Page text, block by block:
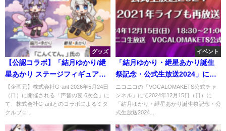
グッズ
【公認コラボ】「結月ゆかり/紲
星あかり ステージフィギュア」
販売決定
【企画元】株式会社G-ant 2026年5月24日
（日）に開催される「声音の宴 6次会」に
て、株式会社G-antとのコラボによるミタ
クルブロ...
イベント
「結月ゆかり・紲星あかり誕生
祭記念・公式生放送2024」にて
2021年ライブの再放送
ニコニコの「VOCALOMAKETS公式チャ
ンネル」にて2024年12月15日（日）に
「結月ゆかり・紲星あかり誕生祭記念・公
式生放送2024...